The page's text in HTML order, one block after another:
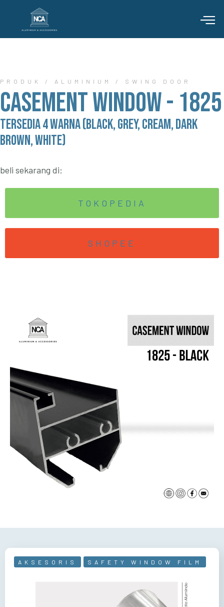
PRODUK / ALUMINIUM / SWING DOOR
CASEMENT WINDOW - 1825
TERSEDIA 4 WARNA (BLACK, GREY, CREAM, DARK
BROWN, WHITE)
beli sekarang di:
TOKOPEDIA
SHOPEE
AKSESORIS SAFETY WINDOW FILM